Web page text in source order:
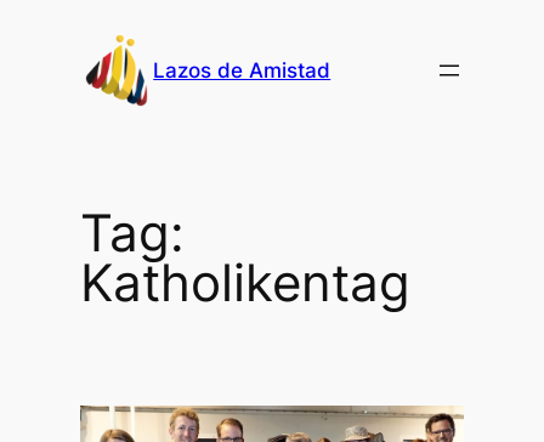
Lazos de Amistad
Tag:
Katholikentag